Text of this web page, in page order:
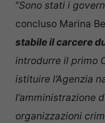
“Sono stati i
concluso Marina
stabile il carcere
introdurre il primo
istituire l’Agenzia
l’amministrazione
organizzazioni